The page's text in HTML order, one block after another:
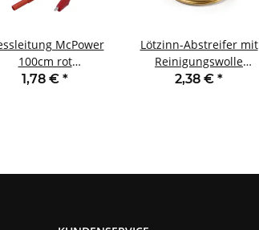
McPower
100cm rot
->
1,78 € *
Lötzinn-Abstreifer mit
Reinigungswolle
McPower 5,5x3cm
2,38 € *